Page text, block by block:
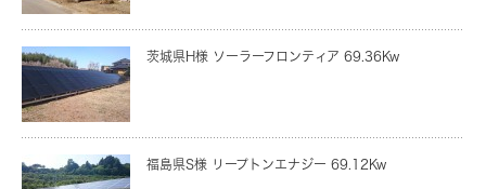
茨城県H様 ソーラーフロンティア 69.36Kw
福島県S様 リープトンエナジー 69.12Kw